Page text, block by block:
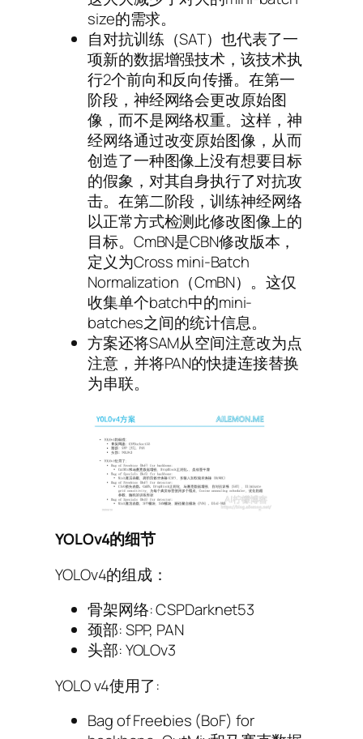
size的需求。
自对抗训练（SAT）也代表了一
项新的数据增强技术，该技术执
行2个前向和反向传播。在第一
阶段，神经网络会更改原始图
像，而不是网络权重。这样，神
经网络通过改变原始图像，从而
创造了一种图像上没有想要目标
的假象，对其自身执行了对抗攻
击。在第二阶段，训练神经网络
以正常方式检测此修改图像上的
目标。CmBN是CBN修改版本，
定义为Cross mini-Batch
Normalization（CmBN）。这仅
收集单个batch中的mini-
batches之间的统计信息。
方案还将SAM从空间注意改为点
注意，并将PAN的快捷连接替换
为串联。
YOLOv4的细节
YOLOv4的组成：
骨架网络: CSPDarknet53
颈部: SPP, PAN
头部: YOLOv3
YOLO v4使用了:
Bag of Freebies (BoF) for